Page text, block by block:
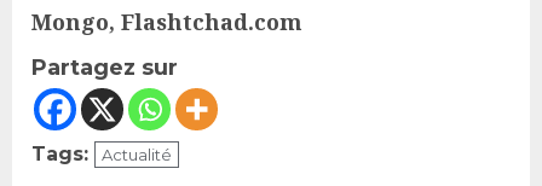
Mongo, Flashtchad.com
Partagez sur
Tags: Actualité